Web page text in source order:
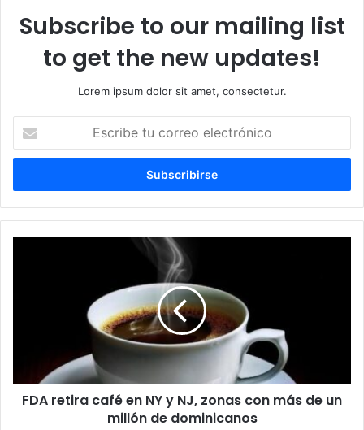
Subscribe to our mailing list
to get the new updates!
Lorem ipsum dolor sit amet, consectetur.
correo
con
más
FDA retira café en NY y NJ, zonas con más de un
millón de dominicanos